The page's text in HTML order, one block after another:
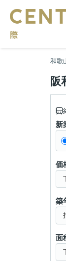
和歌
阪
新
価
築
面